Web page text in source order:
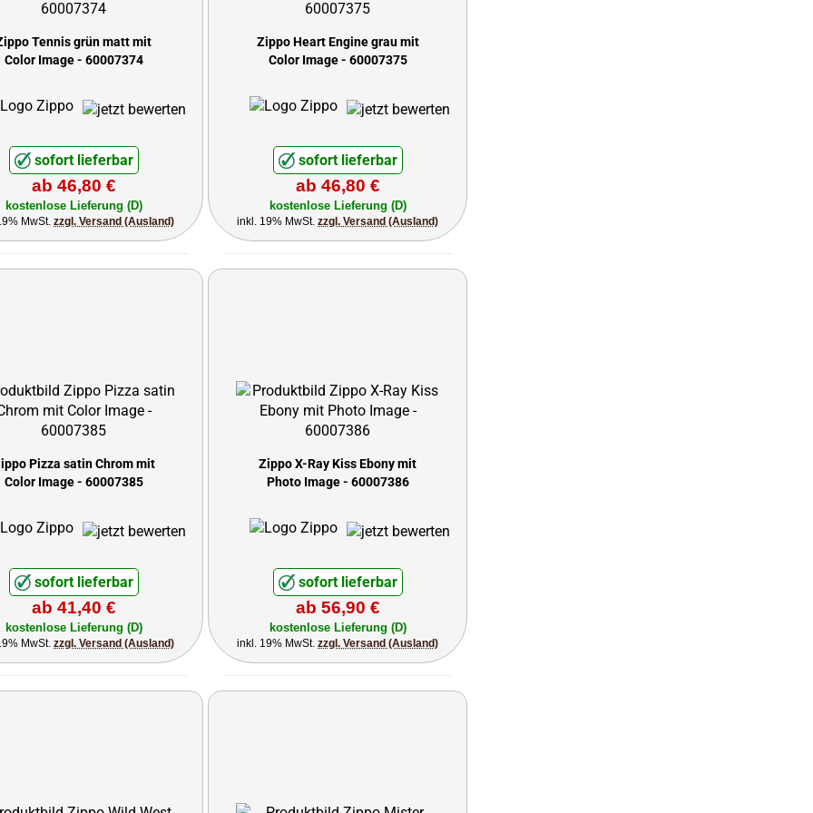
Tennis grün matt mit
Color Image - 60007374
sofort lieferbar
ab 46,80 €
kostenlose Lieferung (D)
MwSt.zzgl. Versand (Ausland)
Zippo Heart Engine grau mit
Color Image - 60007375
sofort lieferbar
ab 46,80 €
kostenlose Lieferung (D)
inkl. 19% MwSt.zzgl. Versand (Ausland)
Pizza satin Chrom mit
Color Image - 60007385
sofort lieferbar
ab 41,40 €
kostenlose Lieferung (D)
MwSt.zzgl. Versand (Ausland)
Zippo X-Ray Kiss Ebony mit
Photo Image - 60007386
sofort lieferbar
ab 56,90 €
kostenlose Lieferung (D)
inkl. 19% MwSt.zzgl. Versand (Ausland)